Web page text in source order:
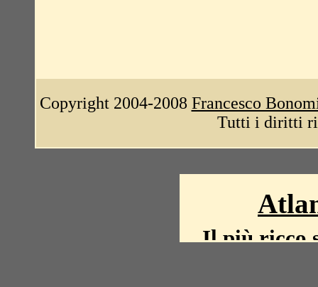
Copyright 2004-2008 Francesco
Tutti i diritti
Il più ricco